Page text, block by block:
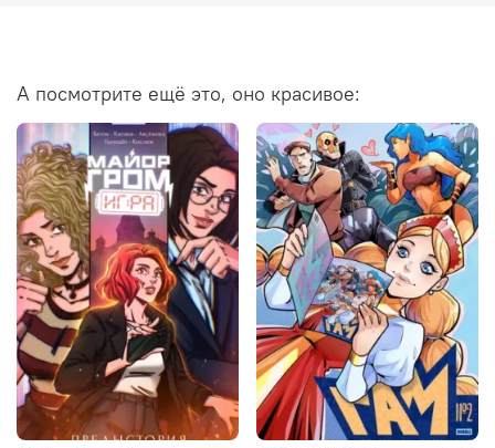
А посмотрите ещё это, оно красивое: